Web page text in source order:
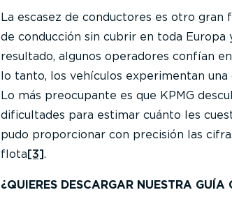
La escasez de conductores es otro gran
de conducción sin cubrir en toda Europa
resultado, algunos operadores confían
lo tanto, los vehículos experimentan
Lo más preocupante es que KPMG
dificultades para estimar cuánto les
pudo proporcionar con precisión las
flota[3].
¿QUIERES DESCARGAR NUESTRA